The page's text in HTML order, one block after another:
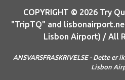
COPYRIGHT © 2026 Try
"TripTQ" and
Lisbon Airport) / All
ANSVARSFRASKRIVELSE - Dette
Lisbon